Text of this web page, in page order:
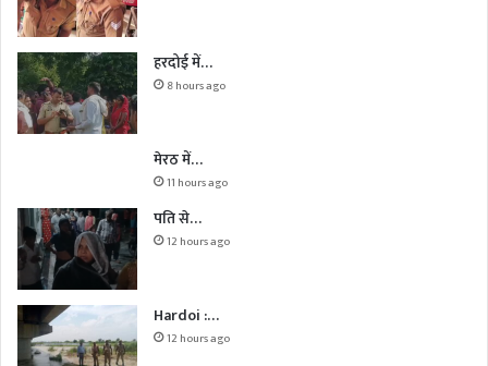
हरदोई में…
8 hours ago
मेरठ में…
11 hours ago
पति से…
12 hours ago
Hardoi :…
12 hours ago